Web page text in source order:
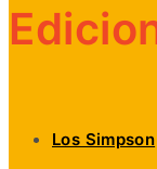
Los Simpson